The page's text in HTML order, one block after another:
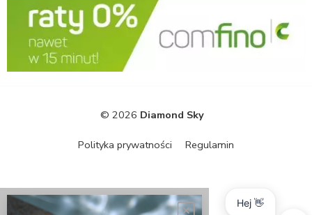
© 2026 Diamond Sky
Polityka prywatności Regulamin